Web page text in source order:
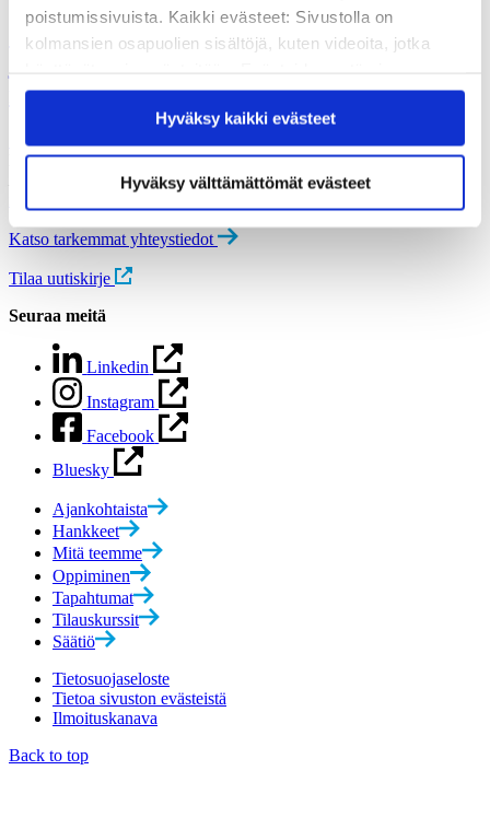
poistumissivuista. Kaikki evästeet: Sivustolla on
kolmansien osapuolien sisältöjä, kuten videoita, jotka
saattaa estää näiden sisältöjen näkymisen.
Hyväksymällä kaikki evästeet varmistat, että kaikki
sisältö on käytettävissäsi.
Hyväksy kaikki evästeet
Hyväksy välttämättömät evästeet
Sairaalan turvallisuuskulttuuri perustuu
mukaan kriisi mahdollistaa kehittämisen
13.04.2021
Kvs-säätiö
Museokatu 18, FI-00100 Helsinki, käyntiosoite Cygnaeuksenkatu 4
Katso tarkemmat yhteystiedot
Tilaa uutiskirje
Seuraa meitä
Linkedin
Instagram
Facebook
Bluesky
Ajankohtaista
Hankkeet
Mitä teemme
Oppiminen
Tapahtumat
Tilauskurssit
Säätiö
Tietosuojaseloste
Tietoa sivuston evästeistä
Ilmoituskanava
Back to top